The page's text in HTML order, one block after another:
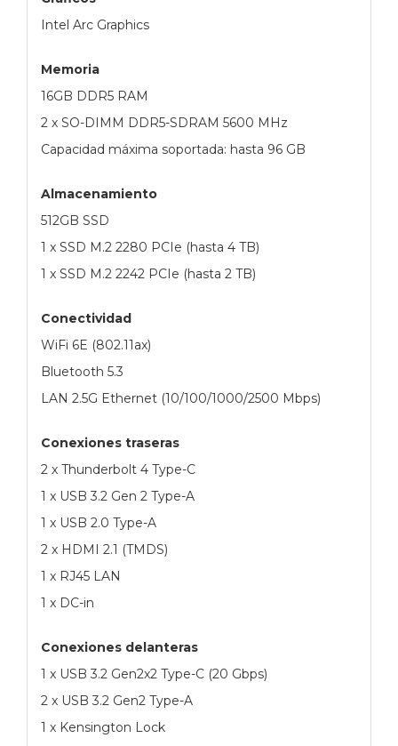
Intel Arc Graphics
Memoria
16GB DDR5 RAM
2 x SO-DIMM DDR5-SDRAM 5600 MHz
Capacidad máxima soportada: hasta 96 GB
Almacenamiento
512GB SSD
1 x SSD M.2 2280 PCIe (hasta 4 TB)
1 x SSD M.2 2242 PCIe (hasta 2 TB)
Conectividad
WiFi 6E (802.11ax)
Bluetooth 5.3
LAN 2.5G Ethernet (10/100/1000/2500 Mbps)
Conexiones traseras
2 x Thunderbolt 4 Type-C
1 x USB 3.2 Gen 2 Type-A
1 x USB 2.0 Type-A
2 x HDMI 2.1 (TMDS)
1 x RJ45 LAN
1 x DC-in
Conexiones delanteras
1 x USB 3.2 Gen2x2 Type-C (20 Gbps)
2 x USB 3.2 Gen2 Type-A
1 x Kensington Lock